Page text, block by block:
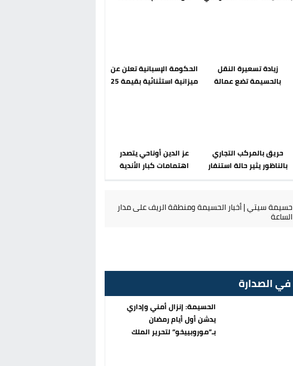
زيادة تسعيرة النقل
بالحسيمة تضع عمالة
الحكومة الإسبانية تعلن عن
ميزانية استثنائية بقيمة 25
حريق بالمركب التجاري
بالناظور يثير حالة استنفار
عز الدين أوناحي يتصدر
اهتمامات كبار الأندية
حسيمة سيتي | أخبار الحسيمة ومنطقة الريف على مدار
الساعة
في الصدارة
الحسيمة: إنزال أمني وإداري
يدشن أول أيام رمضان
بـ”موروبييخو” لتحرير الملك